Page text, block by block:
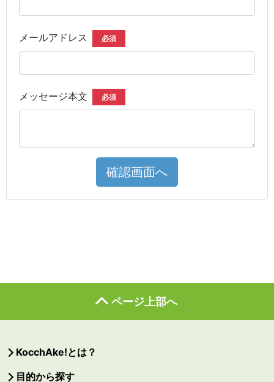
メールアドレス 必須
メッセージ本文 必須
確認画面へ
ページ上部へ
KocchAke!とは？
目的から探す